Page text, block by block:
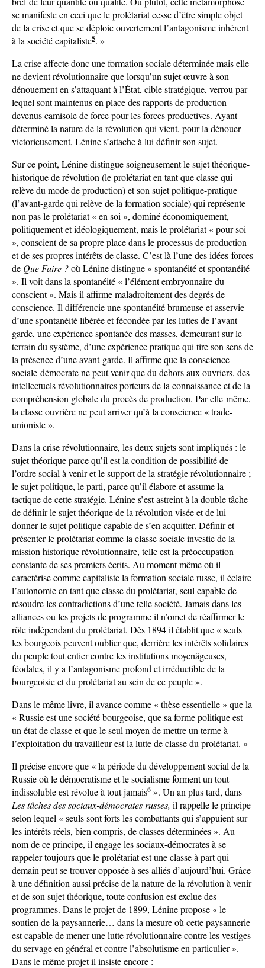
se manifeste en ceci que le prolétariat cesse d’être simple objet
de la crise et que se déploie ouvertement l’antagonisme inhérent
à la société capitaliste5. »
La crise affecte donc une formation sociale déterminée mais elle
ne devient révolutionnaire que lorsqu’un sujet œuvre à son
dénouement en s’attaquant à l’État, cible stratégique, verrou par
lequel sont maintenus en place des rapports de production
devenus camisole de force pour les forces productives. Ayant
déterminé la nature de la révolution qui vient, pour la dénouer
victorieusement, Lénine s’attache à lui définir son sujet.
Sur ce point, Lénine distingue soigneusement le sujet théorique-
historique de révolution (le prolétariat en tant que classe qui
relève du mode de production) et son sujet politique-pratique
(l’avant-garde qui relève de la formation sociale) qui représente
non pas le prolétariat « en soi », dominé économiquement,
politiquement et idéologiquement, mais le prolétariat « pour soi
», conscient de sa propre place dans le processus de production
et de ses propres intérêts de classe. C’est là l’une des idées-forces
de Que Faire ?où Lénine distingue « spontanéité et spontanéité
». Il voit dans la spontanéité « l’élément embryonnaire du
conscient ». Mais il affirme maladroitement des degrés de
conscience. Il différencie une spontanéité brumeuse et asservie
d’une spontanéité libérée et fécondée par les luttes de l’avant-
garde, une expérience spontanée des masses, demeurant sur le
terrain du système, d’une expérience pratique qui tire son sens de
la présence d’une avant-garde. Il affirme que la conscience
sociale-démocrate ne peut venir que du dehors aux ouvriers, des
intellectuels révolutionnaires porteurs de la connaissance et de la
compréhension globale du procès de production. Par elle-même,
la classe ouvrière ne peut arriver qu’à la conscience « trade-
unioniste ».
Dans la crise révolutionnaire, les deux sujets sont impliqués : le
sujet théorique parce qu’il est la condition de possibilité de
l’ordre social à venir et le support de la stratégie révolutionnaire ;
le sujet politique, le parti, parce qu’il élabore et assume la
tactique de cette stratégie. Lénine s’est astreint à la double tâche
de définir le sujet théorique de la révolution visée et de lui
donner le sujet politique capable de s’en acquitter. Définir et
présenter le prolétariat comme la classe sociale investie de la
mission historique révolutionnaire, telle est la préoccupation
constante de ses premiers écrits. Au moment même où il
caractérise comme capitaliste la formation sociale russe, il éclaire
l’autonomie en tant que classe du prolétariat, seul capable de
résoudre les contradictions d’une telle société. Jamais dans les
alliances ou les projets de programme il n’omet de réaffirmer le
rôle indépendant du prolétariat. Dès 1894 il établit que « seuls
les bourgeois peuvent oublier que, derrière les intérêts solidaires
du peuple tout entier contre les institutions moyenâgeuses,
féodales, il y a l’antagonisme profond et irréductible de la
bourgeoisie et du prolétariat au sein de ce peuple ».
Dans le même livre, il avance comme « thèse essentielle » que la
« Russie est une société bourgeoise, que sa forme politique est
un état de classe et que le seul moyen de mettre un terme à
l’exploitation du travailleur est la lutte de classe du prolétariat. »
Il précise encore que « la période du développement social de la
Russie où le démocratisme et le socialisme forment un tout
indissoluble est révolue à tout jamais6 ». Un an plus tard, dans
Les tâches des sociaux-démocrates russes, il rappelle le principe
selon lequel « seuls sont forts les combattants qui s’appuient sur
les intérêts réels, bien compris, de classes déterminées ». Au
nom de ce principe, il engage les sociaux-démocrates à se
rappeler toujours que le prolétariat est une classe à part qui
demain peut se trouver opposée à ses alliés d’aujourd’hui. Grâce
à une définition aussi précise de la nature de la révolution à venir
et de son sujet théorique, toute confusion est exclue des
programmes. Dans le projet de 1899, Lénine propose « le
soutien de la paysannerie… dans la mesure où cette paysannerie
est capable de mener une lutte révolutionnaire contre les vestiges
du servage en général et contre l’absolutisme en particulier ».
Dans le même projet il insiste encore :